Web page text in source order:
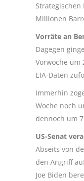
Strategischen
Millionen
Vorräte an
Dagegen
Vorwoche um
EIA-Daten
Immerhin
Woche noch
dennoch um
US-Senat
Abseits von
den Angriff
Joe Biden